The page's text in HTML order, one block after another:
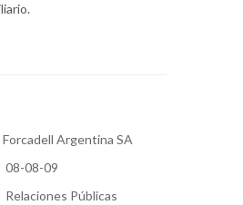
Forcadell Argentina SA
08-08-09
Relaciones Públicas